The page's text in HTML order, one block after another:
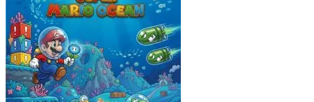
파워업을 현명하게 사용하세요
가장 큰 변화를 가져올 수 있는 더 어려운 부분을 위해 파워업
을 아껴두세요.
적 패턴 학습